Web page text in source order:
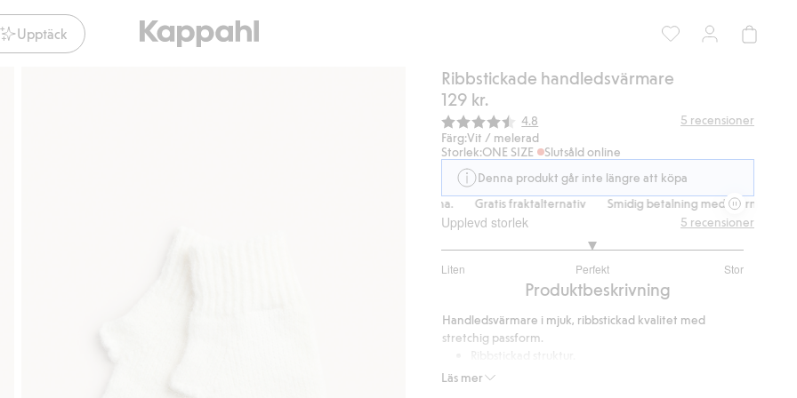
Upptäck
Ribbstickade handledsvärmare
129 kr.
Snittbetyg:
4.8 5 recensioner
Färg:Vit / melerad
Storlek:ONE SIZE
Slutsåld online
Denna produkt går inte längre att köpa
Gratis fraktalternativ Smidig betalning med Klarna.
Upplevd storlek
Liten Perfekt Stor
utav
4
betyg
5 recensioner
Produktbeskrivning
Läs mer
Handledsvärmare i mjuk, ribbstickad kvalitet med
stretchig passform.
Längd 18 cm.